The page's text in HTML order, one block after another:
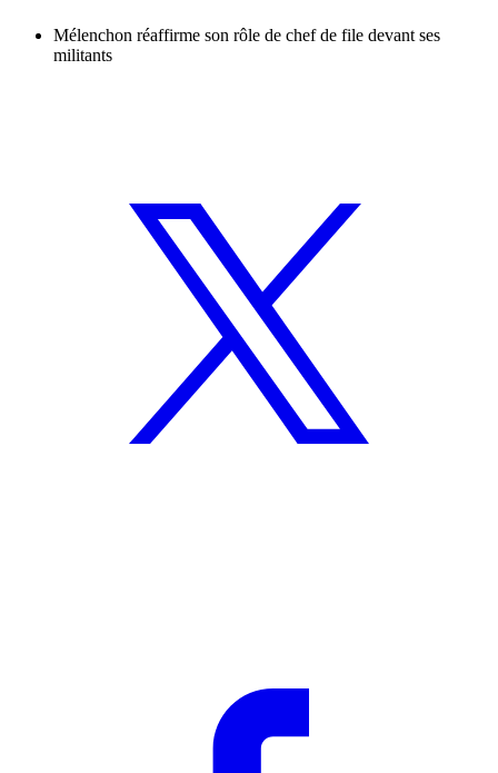
Mélenchon réaffirme son rôle de chef de file devant ses
militants